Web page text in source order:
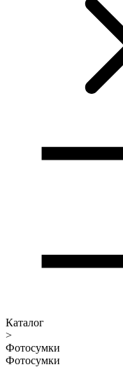
Каталог
>
Фотосумки
Фотосумки